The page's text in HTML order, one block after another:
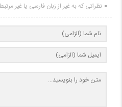
نظراتی که به غیر از زبان فارسی یا غیر